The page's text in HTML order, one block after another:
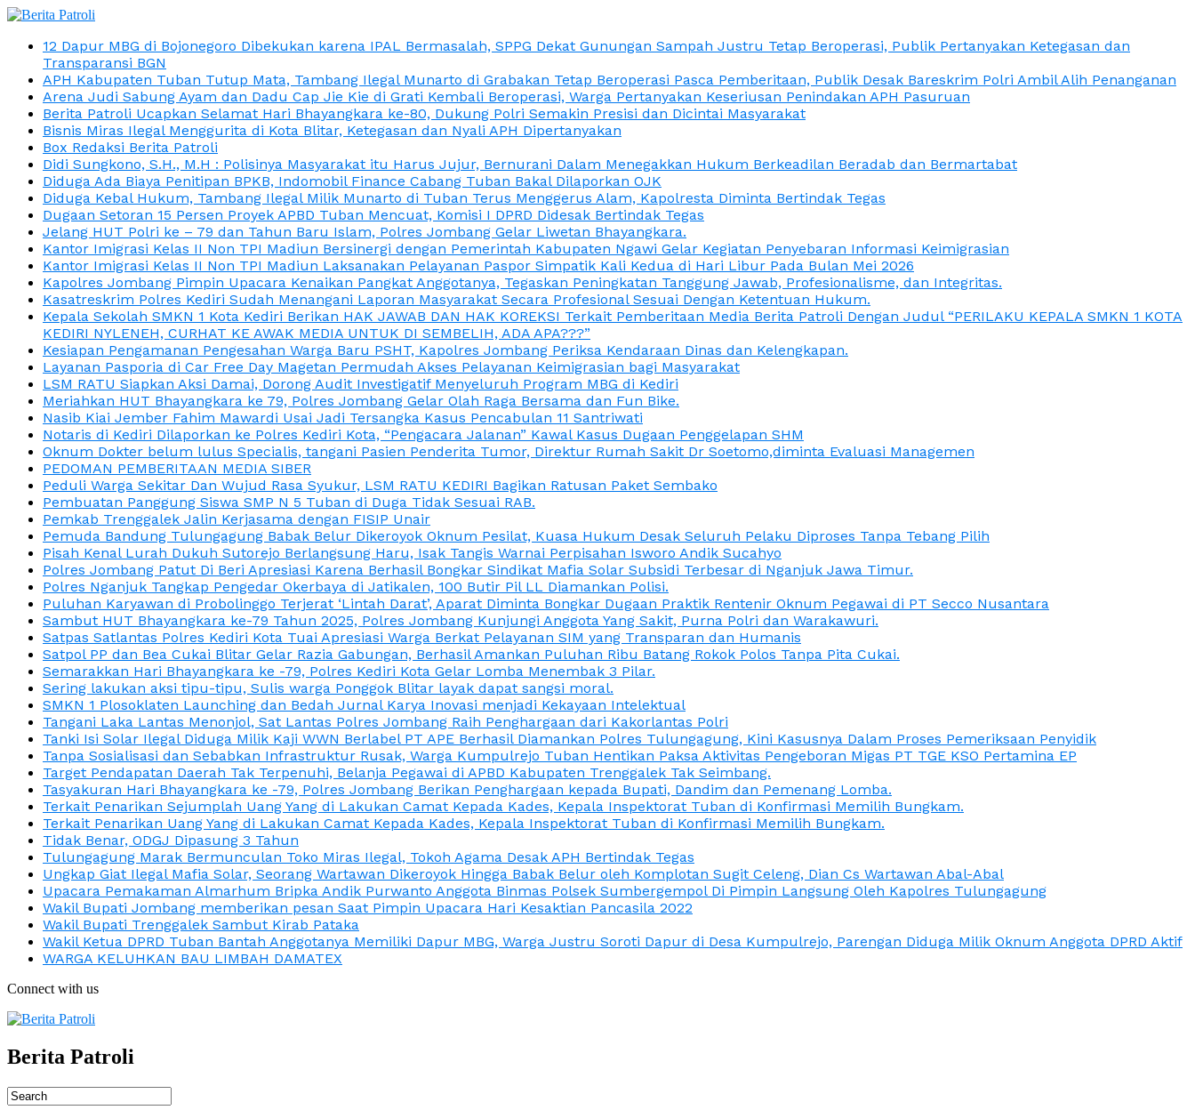
12 Dapur MBG di Bojonegoro Dibekukan karena IPAL Bermasalah, SPPG Dekat Gunungan Sampah Justru Tetap Beroperasi, Publik Pertanyakan Ketegasan dan
Transparansi BGN
APH Kabupaten Tuban Tutup Mata, Tambang Ilegal Munarto di Grabakan Tetap Beroperasi Pasca Pemberitaan, Publik Desak Bareskrim Polri Ambil Alih Penanganan
Arena Judi Sabung Ayam dan Dadu Cap Jie Kie di Grati Kembali Beroperasi, Warga Pertanyakan Keseriusan Penindakan APH Pasuruan
Berita Patroli Ucapkan Selamat Hari Bhayangkara ke-80, Dukung Polri Semakin Presisi dan Dicintai Masyarakat
Bisnis Miras Ilegal Menggurita di Kota Blitar, Ketegasan dan Nyali APH Dipertanyakan
Box Redaksi Berita Patroli
Didi Sungkono, S.H., M.H : Polisinya Masyarakat itu Harus Jujur, Bernurani Dalam Menegakkan Hukum Berkeadilan Beradab dan Bermartabat
Diduga Ada Biaya Penitipan BPKB, Indomobil Finance Cabang Tuban Bakal Dilaporkan OJK
Diduga Kebal Hukum, Tambang Ilegal Milik Munarto di Tuban Terus Menggerus Alam, Kapolresta Diminta Bertindak Tegas
Dugaan Setoran 15 Persen Proyek APBD Tuban Mencuat, Komisi I DPRD Didesak Bertindak Tegas
Jelang HUT Polri ke – 79 dan Tahun Baru Islam, Polres Jombang Gelar Liwetan Bhayangkara.
Kantor Imigrasi Kelas II Non TPI Madiun Bersinergi dengan Pemerintah Kabupaten Ngawi Gelar Kegiatan Penyebaran Informasi Keimigrasian
Kantor Imigrasi Kelas II Non TPI Madiun Laksanakan Pelayanan Paspor Simpatik Kali Kedua di Hari Libur Pada Bulan Mei 2026
Kapolres Jombang Pimpin Upacara Kenaikan Pangkat Anggotanya, Tegaskan Peningkatan Tanggung Jawab, Profesionalisme, dan Integritas.
Kasatreskrim Polres Kediri Sudah Menangani Laporan Masyarakat Secara Profesional Sesuai Dengan Ketentuan Hukum.
Kepala Sekolah SMKN 1 Kota Kediri Berikan HAK JAWAB DAN HAK KOREKSI Terkait Pemberitaan Media Berita Patroli Dengan Judul “PERILAKU KEPALA SMKN 1 KOTA
KEDIRI NYLENEH, CURHAT KE AWAK MEDIA UNTUK DI SEMBELIH, ADA APA???”
Kesiapan Pengamanan Pengesahan Warga Baru PSHT, Kapolres Jombang Periksa Kendaraan Dinas dan Kelengkapan.
Layanan Pasporia di Car Free Day Magetan Permudah Akses Pelayanan Keimigrasian bagi Masyarakat
LSM RATU Siapkan Aksi Damai, Dorong Audit Investigatif Menyeluruh Program MBG di Kediri
Meriahkan HUT Bhayangkara ke 79, Polres Jombang Gelar Olah Raga Bersama dan Fun Bike.
Nasib Kiai Jember Fahim Mawardi Usai Jadi Tersangka Kasus Pencabulan 11 Santriwati
Notaris di Kediri Dilaporkan ke Polres Kediri Kota, “Pengacara Jalanan” Kawal Kasus Dugaan Penggelapan SHM
Oknum Dokter belum lulus Specialis, tangani Pasien Penderita Tumor, Direktur Rumah Sakit Dr Soetomo,diminta Evaluasi Managemen
PEDOMAN PEMBERITAAN MEDIA SIBER
Peduli Warga Sekitar Dan Wujud Rasa Syukur, LSM RATU KEDIRI Bagikan Ratusan Paket Sembako
Pembuatan Panggung Siswa SMP N 5 Tuban di Duga Tidak Sesuai RAB.
Pemkab Trenggalek Jalin Kerjasama dengan FISIP Unair
Pemuda Bandung Tulungagung Babak Belur Dikeroyok Oknum Pesilat, Kuasa Hukum Desak Seluruh Pelaku Diproses Tanpa Tebang Pilih
Pisah Kenal Lurah Dukuh Sutorejo Berlangsung Haru, Isak Tangis Warnai Perpisahan Isworo Andik Sucahyo
Polres Jombang Patut Di Beri Apresiasi Karena Berhasil Bongkar Sindikat Mafia Solar Subsidi Terbesar di Nganjuk Jawa Timur.
Polres Nganjuk Tangkap Pengedar Okerbaya di Jatikalen, 100 Butir Pil LL Diamankan Polisi.
Puluhan Karyawan di Probolinggo Terjerat ‘Lintah Darat’, Aparat Diminta Bongkar Dugaan Praktik Rentenir Oknum Pegawai di PT Secco Nusantara
Sambut HUT Bhayangkara ke-79 Tahun 2025, Polres Jombang Kunjungi Anggota Yang Sakit, Purna Polri dan Warakawuri.
Satpas Satlantas Polres Kediri Kota Tuai Apresiasi Warga Berkat Pelayanan SIM yang Transparan dan Humanis
Satpol PP dan Bea Cukai Blitar Gelar Razia Gabungan, Berhasil Amankan Puluhan Ribu Batang Rokok Polos Tanpa Pita Cukai.
Semarakkan Hari Bhayangkara ke -79, Polres Kediri Kota Gelar Lomba Menembak 3 Pilar.
Sering lakukan aksi tipu-tipu, Sulis warga Ponggok Blitar layak dapat sangsi moral.
SMKN 1 Plosoklaten Launching dan Bedah Jurnal Karya Inovasi menjadi Kekayaan Intelektual
Tangani Laka Lantas Menonjol, Sat Lantas Polres Jombang Raih Penghargaan dari Kakorlantas Polri
Tanki Isi Solar Ilegal Diduga Milik Kaji WWN Berlabel PT APE Berhasil Diamankan Polres Tulungagung, Kini Kasusnya Dalam Proses Pemeriksaan Penyidik
Tanpa Sosialisasi dan Sebabkan Infrastruktur Rusak, Warga Kumpulrejo Tuban Hentikan Paksa Aktivitas Pengeboran Migas PT TGE KSO Pertamina EP
Target Pendapatan Daerah Tak Terpenuhi, Belanja Pegawai di APBD Kabupaten Trenggalek Tak Seimbang.
Tasyakuran Hari Bhayangkara ke -79, Polres Jombang Berikan Penghargaan kepada Bupati, Dandim dan Pemenang Lomba.
Terkait Penarikan Sejumplah Uang Yang di Lakukan Camat Kepada Kades, Kepala Inspektorat Tuban di Konfirmasi Memilih Bungkam.
Terkait Penarikan Uang Yang di Lakukan Camat Kepada Kades, Kepala Inspektorat Tuban di Konfirmasi Memilih Bungkam.
Tidak Benar, ODGJ Dipasung 3 Tahun
Tulungagung Marak Bermunculan Toko Miras Ilegal, Tokoh Agama Desak APH Bertindak Tegas
Ungkap Giat Ilegal Mafia Solar, Seorang Wartawan Dikeroyok Hingga Babak Belur oleh Komplotan Sugit Celeng, Dian Cs Wartawan Abal-Abal
Upacara Pemakaman Almarhum Bripka Andik Purwanto Anggota Binmas Polsek Sumbergempol Di Pimpin Langsung Oleh Kapolres Tulungagung
Wakil Bupati Jombang memberikan pesan Saat Pimpin Upacara Hari Kesaktian Pancasila 2022
Wakil Bupati Trenggalek Sambut Kirab Pataka
Wakil Ketua DPRD Tuban Bantah Anggotanya Memiliki Dapur MBG, Warga Justru Soroti Dapur di Desa Kumpulrejo, Parengan Diduga Milik Oknum Anggota DPRD Aktif
WARGA KELUHKAN BAU LIMBAH DAMATEX
Connect with us
Berita Patroli